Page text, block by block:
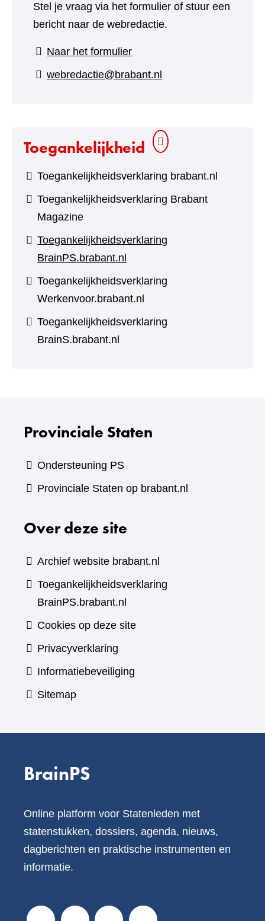
Stel je vraag via het formulier of stuur een
bericht naar de webredactie.
Naar het formulier(verwijst
naar
webredactie@brabant.nl
Toegankelijkheid
Toegankelijkheidsverklaring brabant.nl
Toegankelijkheidsverklaring Brabant
Magazine
Toegankelijkheidsverklaring
BrainPS.brabant.nl
Toegankelijkheidsverklaring
Werkenvoor.brabant.nl
Toegankelijkheidsverklaring
BrainS.brabant.nl
Provinciale Staten
Ondersteuning PS
Provinciale Staten op brabant.nl
Over deze site
Archief website brabant.nl
Toegankelijkheidsverklaring
BrainPS.brabant.nl
Cookies op deze site
Privacyverklaring
Informatiebeveiliging
Sitemap
BrainPS
Online platform voor Statenleden met
statenstukken, dossiers, agenda, nieuws,
dagberichten en praktische instrumenten en
informatie.